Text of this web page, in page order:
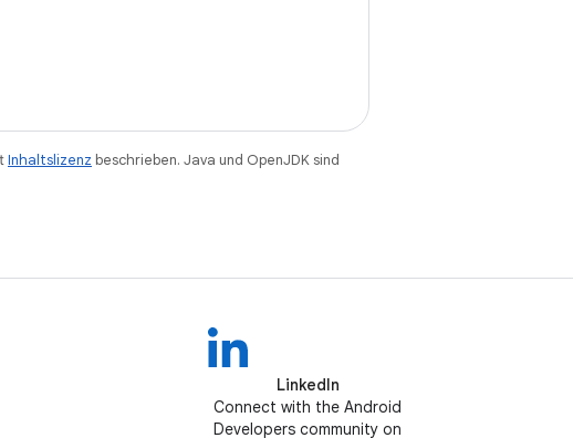
Inhaltslizenz beschrieben. Java und OpenJDK sind
LinkedIn
Connect with the Android
Developers community on